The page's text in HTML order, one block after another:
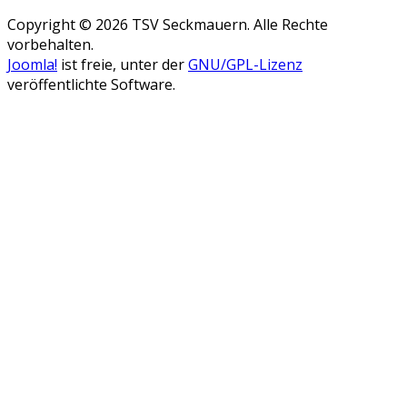
Copyright © 2026 TSV Seckmauern. Alle Rechte
vorbehalten.
Joomla! ist freie, unter derGNU/GPL-Lizenz
veröffentlichte Software.